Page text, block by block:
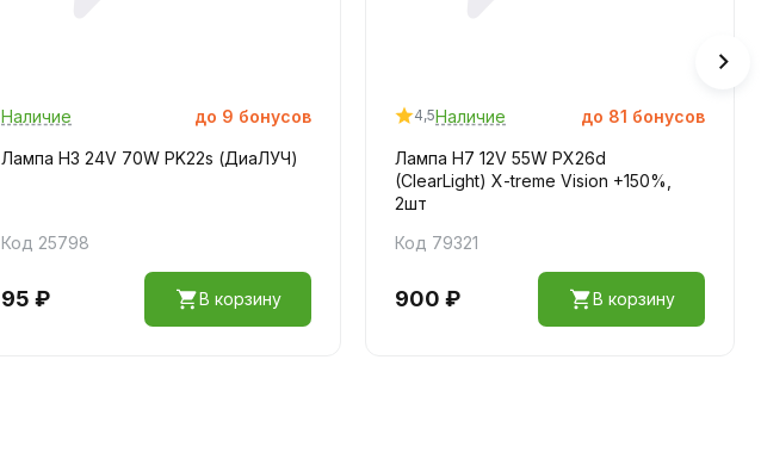
Наличие до 9 бонусов
Лампа H3 24V 70W PK22s (ДиаЛУЧ)
Код 25798
95 ₽ В корзину
4,5Наличие до 81 бонусов
Лампа H7 12V 55W PX26d
(ClearLight) X-treme Vision +150%,
2шт
Код 79321
900 ₽ В корзину